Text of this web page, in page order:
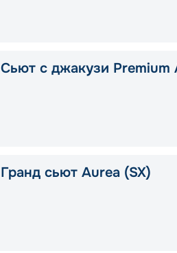
Сьют с джакузи Premium
Гранд сьют Aurea (SX)